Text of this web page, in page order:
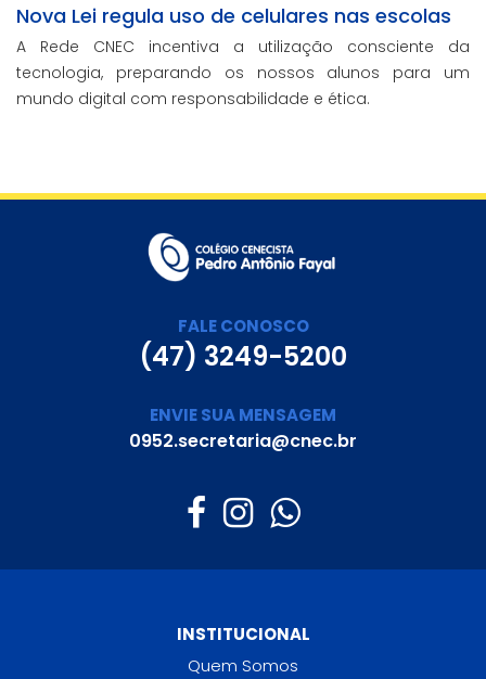
Nova Lei regula uso de celulares nas escolas
A Rede CNEC incentiva a utilização consciente da
tecnologia, preparando os nossos alunos para um
mundo digital com responsabilidade e ética.
FALE CONOSCO
(47) 3249-5200
ENVIE SUA MENSAGEM
0952.secretaria@cnec.br
INSTITUCIONAL
Quem Somos